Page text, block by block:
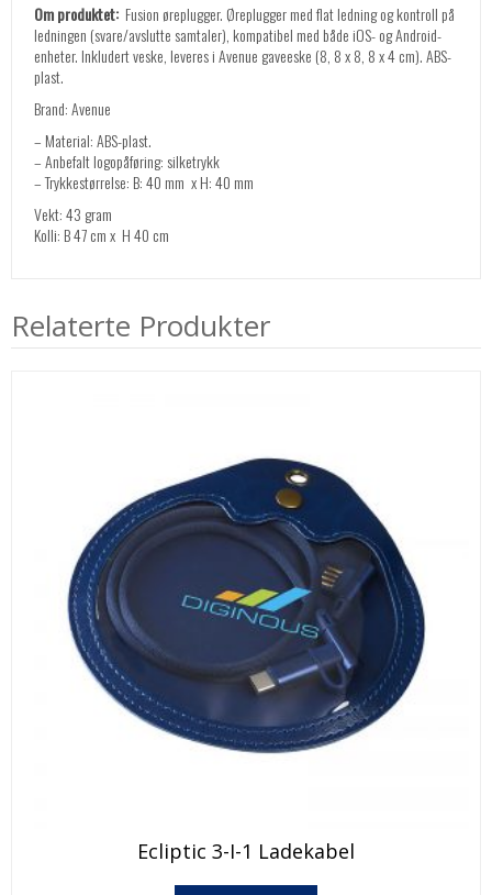
Om produktet: Fusion øreplugger. Øreplugger med flat ledning og kontroll på
ledningen (svare/avslutte samtaler), kompatibel med både iOS- og Android-
enheter. Inkludert veske, leveres i Avenue gaveeske (8, 8 x 8, 8 x 4 cm). ABS-
plast.
Brand: Avenue
– Material: ABS-plast.
– Anbefalt logopåføring: silketrykk
– Trykkestørrelse: B: 40 mm x H: 40 mm
Vekt: 43 gram
Kolli: B 47 cm x H 40 cm
Relaterte Produkter
Dette
produktet
Ecliptic 3-I-1 Ladekabel